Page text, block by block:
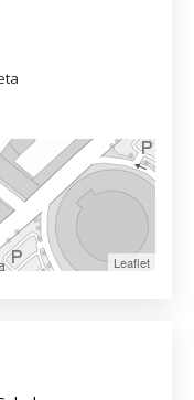
Leaflet